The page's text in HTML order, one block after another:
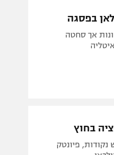
בפסגה
אך סחטה
שלוש נקודות, פיונטק